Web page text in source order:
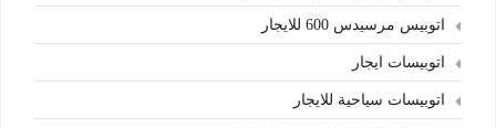
اتوبيس مرسيدس 600 للايجار
اتوبيسات ايجار
اتوبيسات سياحية للايجار